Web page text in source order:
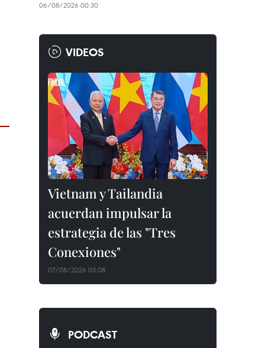
06/08/2026 00:30
VIDEOS
Vietnam y Tailandia
acuerdan impulsar la
estrategia de las "Tres
Conexiones"
07/08/2026 03:08
PODCAST